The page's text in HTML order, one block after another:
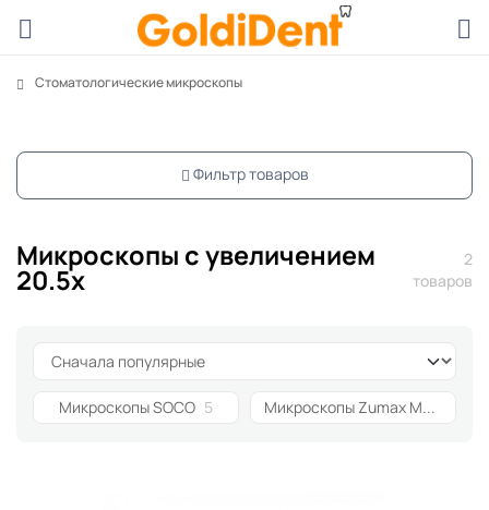
Стоматологические микроскопы
Фильтр товаров
Микроскопы с увеличением
20.5х
2
товаров
Микроскопы SOCO 5 Микроскопы Zumax Medical